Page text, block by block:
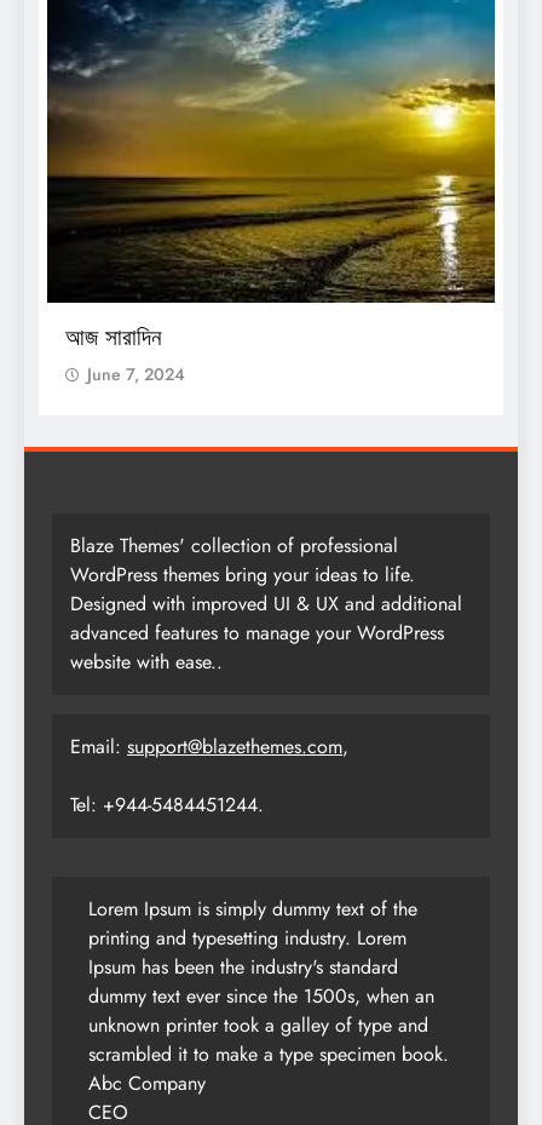
আজ সারাদিন
June 7, 2024
Blaze Themes' collection of professional
WordPress themes bring your ideas to life.
Designed with improved UI & UX and additional
advanced features to manage your WordPress
website with ease..
Email: support@blazethemes.com,
Tel: +944-5484451244.
Lorem Ipsum is simply dummy text of the
printing and typesetting industry. Lorem
Ipsum has been the industry's standard
dummy text ever since the 1500s, when an
unknown printer took a galley of type and
scrambled it to make a type specimen book.
Abc Company
CEO